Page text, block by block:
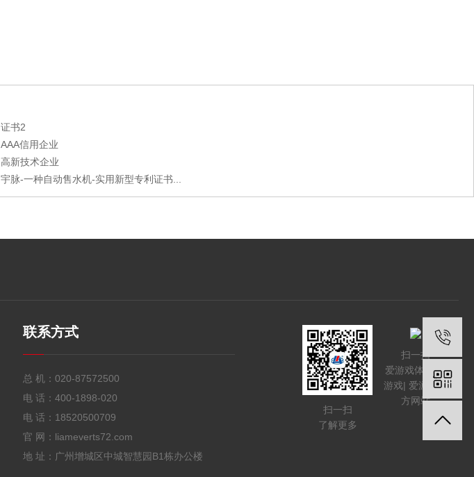
证书2
AAA信用企业
高新技术企业
宇脉-一种自动售水机-实用新型专利证书...
联系方式
总 机： 020-87572500
电 话： 400-1898-020
电 话： 18520500709
官 网：liameverts72.com
地 址：广州增城区中城智慧园B1栋办公楼
扫一扫
了解更多
扫一扫
爱游戏体育,爱
游戏| 爱游戏官
方网站